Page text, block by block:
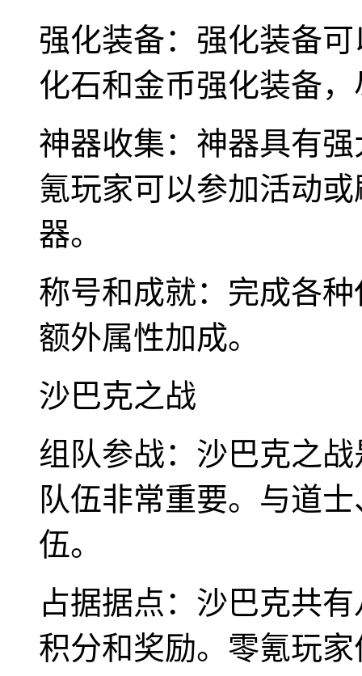
强化装备：强化装备
化石和金币强化装备
神器收集：神器具有
氪玩家可以参加活动
器。
称号和成就：完成各
额外属性加成。
沙巴克之战
组队参战：沙巴克之
队伍非常重要。与道
伍。
占据据点：沙巴克共
积分和奖励。零氪玩